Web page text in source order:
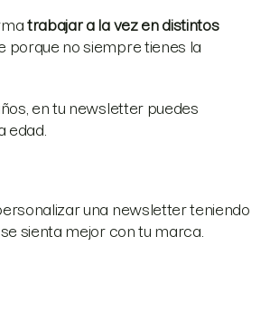
trabajar a la vez en distintos
porque no siempre tienes la
en tu newsletter puedes
edad.
una newsletter teniendo
sienta mejor con tu marca.